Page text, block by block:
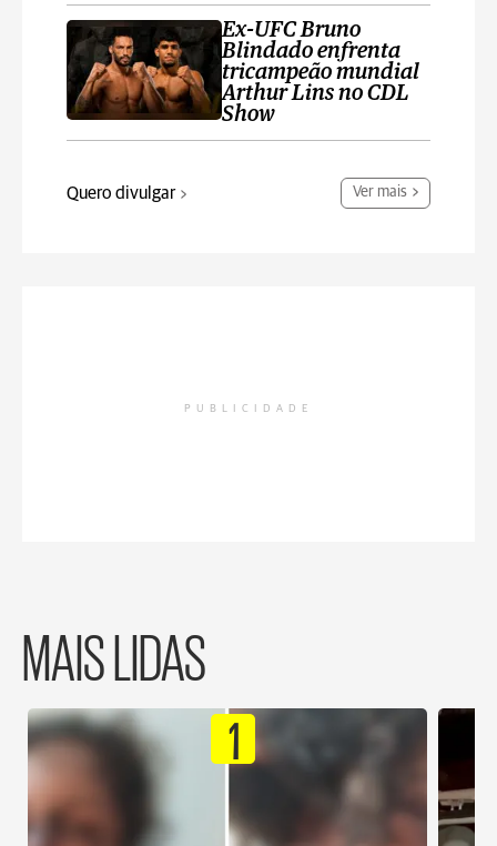
Ex-UFC Bruno
Blindado enfrenta
tricampeão mundial
Arthur Lins no CDL
Show
Quero divulgar Ver mais
PUBLICIDADE
MAIS LIDAS
1